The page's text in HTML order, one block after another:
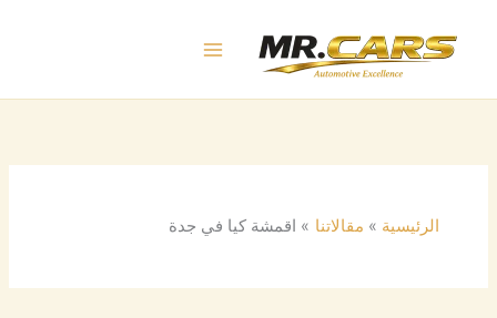
المحتوى
الرئيسية مقالاتنا اقمشة كيا في جدة